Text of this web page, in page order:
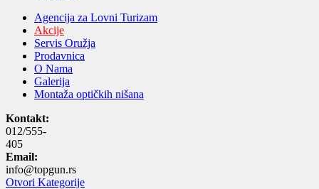
Agencija za Lovni Turizam
Akcije
Servis Oružja
Prodavnica
O Nama
Galerija
Montaža optičkih nišana
Kontakt:
012/555-
405
Email:
info@topgun.rs
Otvori Kategorije